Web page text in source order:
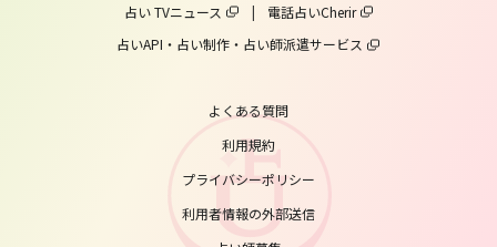
占い TVニュース
|
電話占いCherir
占いAPI・占い制作・占い師派遣サービス
よくある質問
利用規約
プライバシーポリシー
利用者情報の外部送信